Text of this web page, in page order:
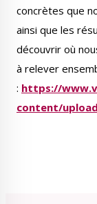
concrètes que
ainsi que les
découvrir où
à relever
: https://
content/